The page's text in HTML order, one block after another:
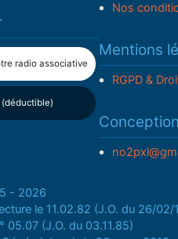
radio associative
Nos
Mentions
RGPD &
- 2026
le 11.02.82 (J.O. du 26/02/
05.07 (J.O. du 03.11.85)